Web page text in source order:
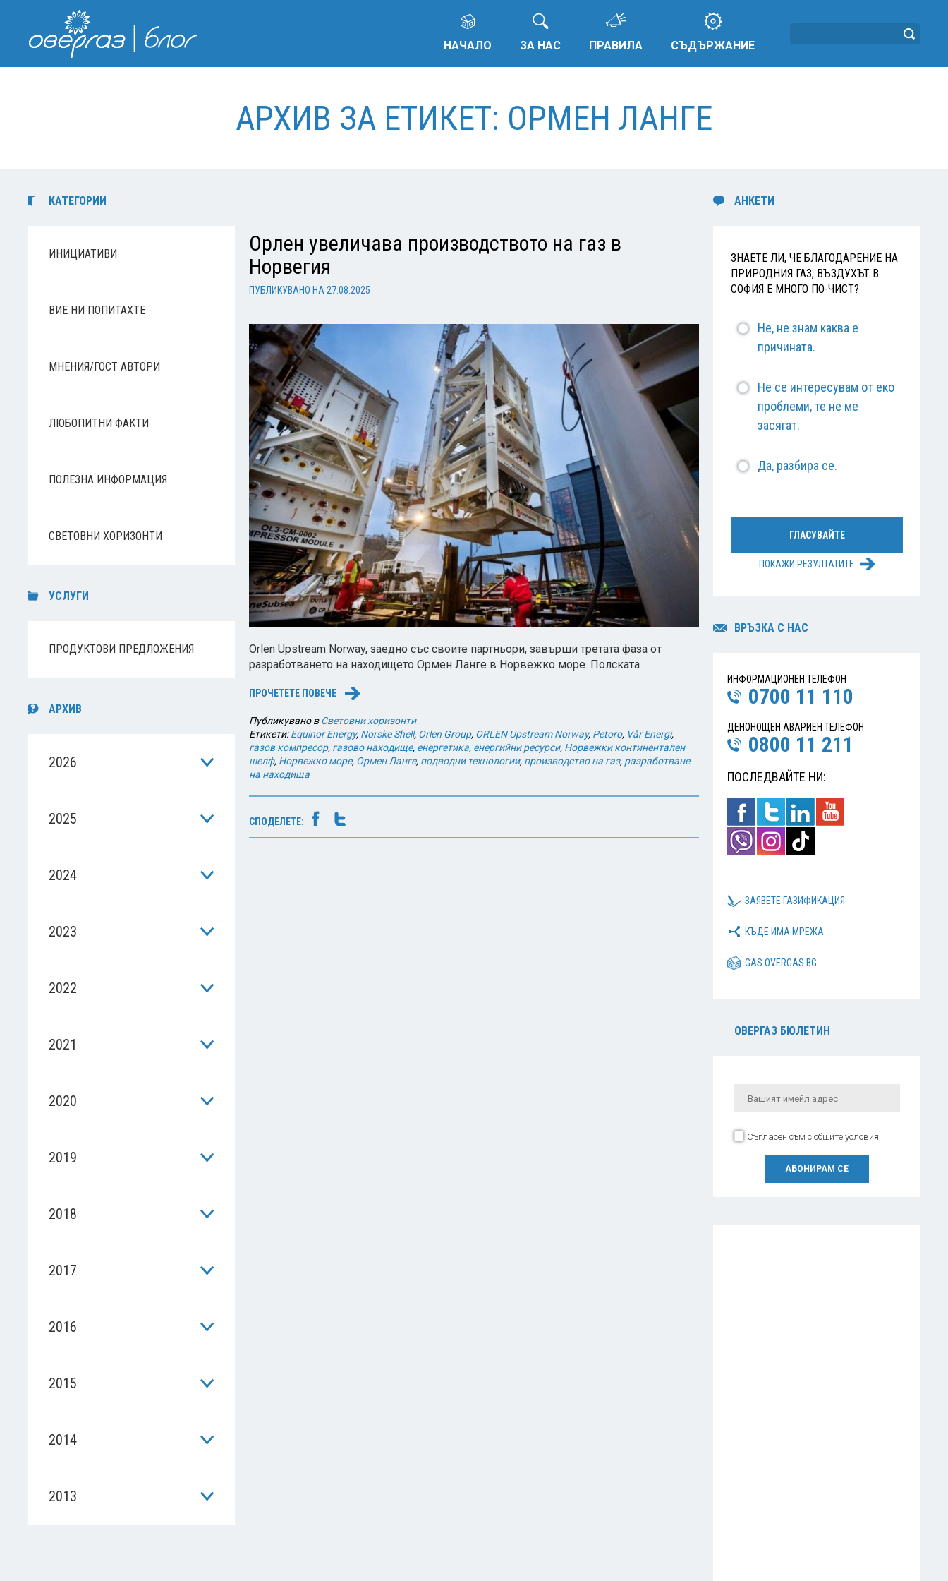
НАЧАЛО ЗА НАС ПРАВИЛА СЪДЪРЖАНИЕ
АРХИВ ЗА ЕТИКЕТ: ОРМЕН ЛАНГЕ
КАТЕГОРИИ
ИНИЦИАТИВИ
ВИЕ НИ ПОПИТАХТЕ
МНЕНИЯ/ГОСТ АВТОРИ
ЛЮБОПИТНИ ФАКТИ
ПОЛЕЗНА ИНФОРМАЦИЯ
СВЕТОВНИ ХОРИЗОНТИ
УСЛУГИ
ПРОДУКТОВИ ПРЕДЛОЖЕНИЯ
АРХИВ
2026
2025
2024
2023
2022
2021
2020
2019
2018
2017
2016
2015
2014
2013
Орлен увеличава производството на газ в
Норвегия
ПУБЛИКУВАНО НА 27.08.2025
Orlen Upstream Norway, заедно със своите партньори, завърши третата фаза от
разработването на находището Ормен Ланге в Норвежко море. Полската
ПРОЧЕТЕТЕ ПОВЕЧЕ →
Публикувано вСветовни хоризонти
Етикети:Equinor Energy, Norske Shell, Orlen Group, ORLEN Upstream Norway, Petoro, Vår Energi,
газов компресор, газово находище, енергетика, енергийни ресурси, Норвежки континентален
шелф, Норвежко море, Ормен Ланге, подводни технологии, производство на газ, разработване
на находища
СПОДЕЛЕТЕ:
АНКЕТИ
ЗНАЕТЕ ЛИ, ЧЕ БЛАГОДАРЕНИЕ НА
ПРИРОДНИЯ ГАЗ, ВЪЗДУХЪТ В
СОФИЯ Е МНОГО ПО-ЧИСТ?
Не, не знам каква е
причината.
Не се интересувам от еко
проблеми, те не ме
засягат.
Да, разбира се.
ПОКАЖИ РЕЗУЛТАТИТЕ
ВРЪЗКА С НАС
ИНФОРМАЦИОНЕН ТЕЛЕФОН
0700 11 110
ДЕНОНОЩЕН АВАРИЕН ТЕЛЕФОН
0800 11 211
ПОСЛЕДВАЙТЕ НИ:
ЗАЯВЕТЕ ГАЗИФИКАЦИЯ
КЪДЕ ИМА МРЕЖА
GAS.OVERGAS.BG
ОВЕРГАЗ БЮЛЕТИН
Съгласен съм с общите условия.